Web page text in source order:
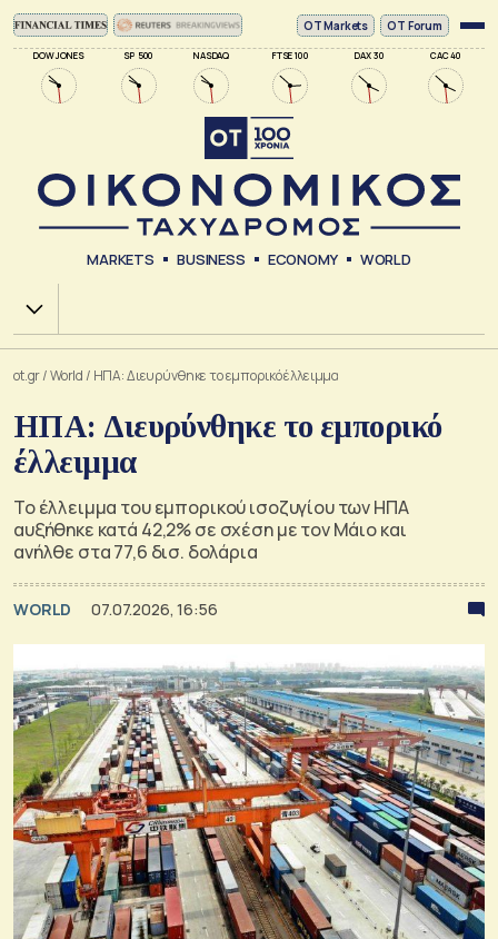
DOW JONES SP 500 NASDAQ FTSE 100 DAX 30 CAC 40
ΟΤ Markets OT Forum
MARKETS BUSINESS ECONOMY WORLD
Χ.Α.
ot.gr/World / ΗΠΑ: Διευρύνθηκε το εμπορικό έλλειμμα
ΗΠΑ: Διευρύνθηκε το εμπορικό
έλλειμμα
Το έλλειμμα του εμπορικού ισοζυγίου των ΗΠΑ
αυξήθηκε κατά 42,2% σε σχέση με τον Μάιο και
ανήλθε στα 77,6 δισ. δολάρια
WORLD 07.07.2026, 16:56